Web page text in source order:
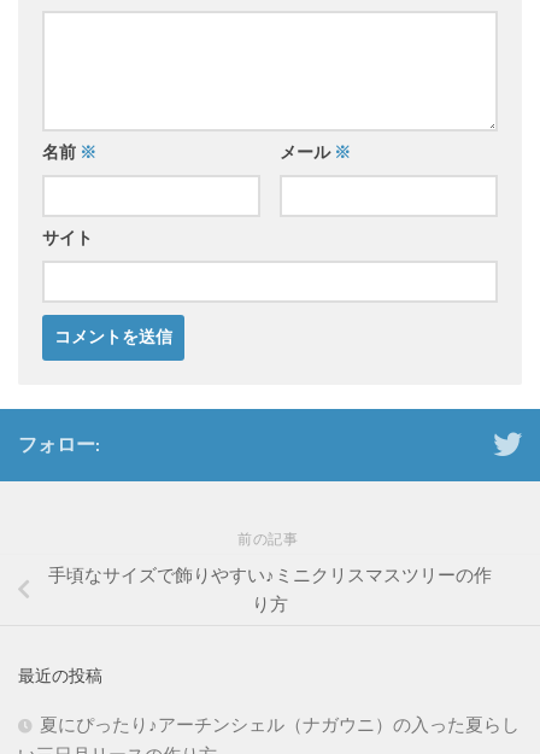
名前 ※ メール ※
サイト
フォロー:
前の記事
手頃なサイズで飾りやすい♪ミニクリスマスツリーの作
り方
最近の投稿
夏にぴったり♪アーチンシェル（ナガウニ）の入った夏らし